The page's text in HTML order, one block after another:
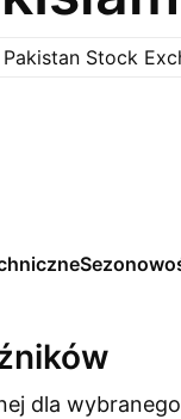
Pakistan Stock
dla wybranego